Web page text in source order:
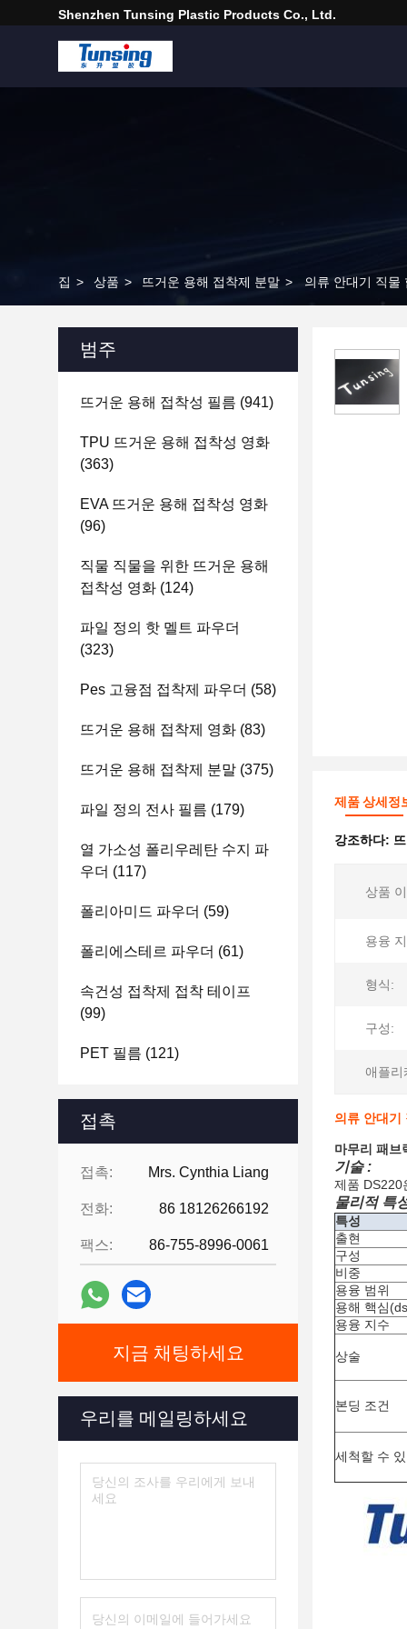
Shenzhen Tunsing Plastic Products Co., Ltd.
집 > 상품 > 뜨거운 용해 접착제 분말 > 의류 안대기 직물
범주
뜨거운 용해 접착성 필름 (941)
TPU 뜨거운 용해 접착성 영화
(363)
EVA 뜨거운 용해 접착성 영화
(96)
직물 직물을 위한 뜨거운 용해
접착성 영화 (124)
파일 정의 핫 멜트 파우더
(323)
Pes 고융점 접착제 파우더 (58)
뜨거운 용해 접착제 영화 (83)
뜨거운 용해 접착제 분말 (375)
파일 정의 전사 필름 (179)
열 가소성 폴리우레탄 수지 파
우더 (117)
폴리아미드 파우더 (59)
폴리에스테르 파우더 (61)
속건성 접착제 접착 테이프
(99)
PET 필름 (121)
접촉
접촉: Mrs. Cynthia Liang
전화: 86 18126266192
팩스: 86-755-8996-0061
지금 채팅하세요
우리를 메일링하세요
제품 상세정
강조하다:
상품
용융
형식:
구성:
애플리
의류 안대기
마무리 패브
기술 :
제품 DS220
물리적 특
특성
출현
구성
비중
용융 범위
용해 핵심
용융 지수
상술
본딩 조건
세척할 수